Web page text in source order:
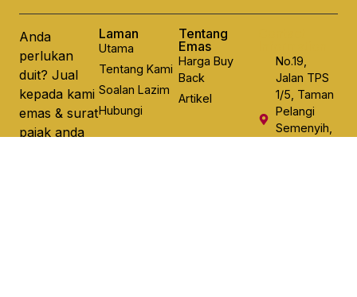
Anda
perlukan
duit? Jual
kepada kami
emas & surat
pajak anda
Laman
Utama
Tentang Kami
Soalan Lazim
Hubungi
Tentang
Emas
Harga Buy
Back
Artikel
No.19,
Jalan TPS
1/5, Taman
Pelangi
Semenyih,